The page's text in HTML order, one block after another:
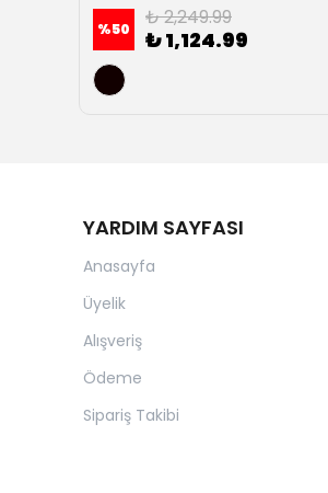
%50 ₺ 2,249.99
₺ 1,124.99
YARDIM SAYFASI
Anasayfa
Üyelik
Alışveriş
Ödeme
Sipariş Takibi